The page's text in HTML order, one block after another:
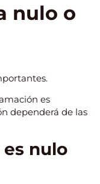
nulo o
es
dependerá de las
nulo